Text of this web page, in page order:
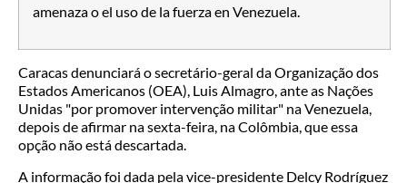
amenaza o el uso de la fuerza en Venezuela.
Caracas denunciará o secretário-geral da Organização dos
Estados Americanos (OEA), Luis Almagro, ante as Nações
Unidas "por promover intervenção militar" na Venezuela,
depois de afirmar na sexta-feira, na Colômbia, que essa
opção não está descartada.
A informação foi dada pela vice-presidente Delcy Rodríguez